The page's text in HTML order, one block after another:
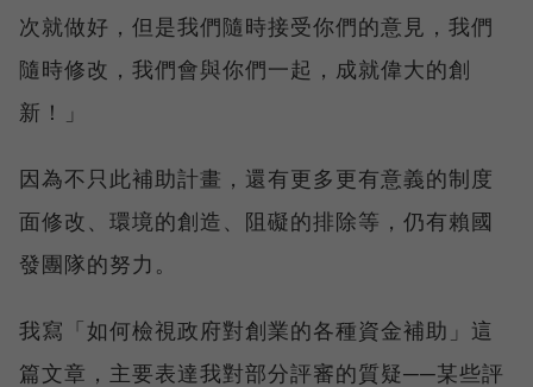
次就做好，但是我們隨時接受你們的意見，我們
隨時修改，我們會與你們一起，成就偉大的創
新！」
因為不只此補助計畫，還有更多更有意義的制度
面修改、環境的創造、阻礙的排除等，仍有賴國
發團隊的努力。
我寫「如何檢視政府對創業的各種資金補助」這
篇文章，主要表達我對部分評審的質疑──某些評